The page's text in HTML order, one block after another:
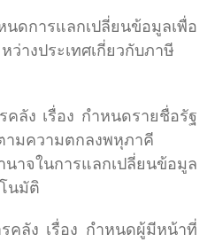
การแลกเปลี่ยนข้อมูลเพื่อ
างประเทศเกี่ยวกับภาษี
คลัง เรื่อง กำหนดรายชื่อรัฐ
มความตกลงพหุภาคี
าจในการแลกเปลี่ยนข้อมูล
นมัติ
คลัง เรื่อง กำหนดผู้มีหน้าที่